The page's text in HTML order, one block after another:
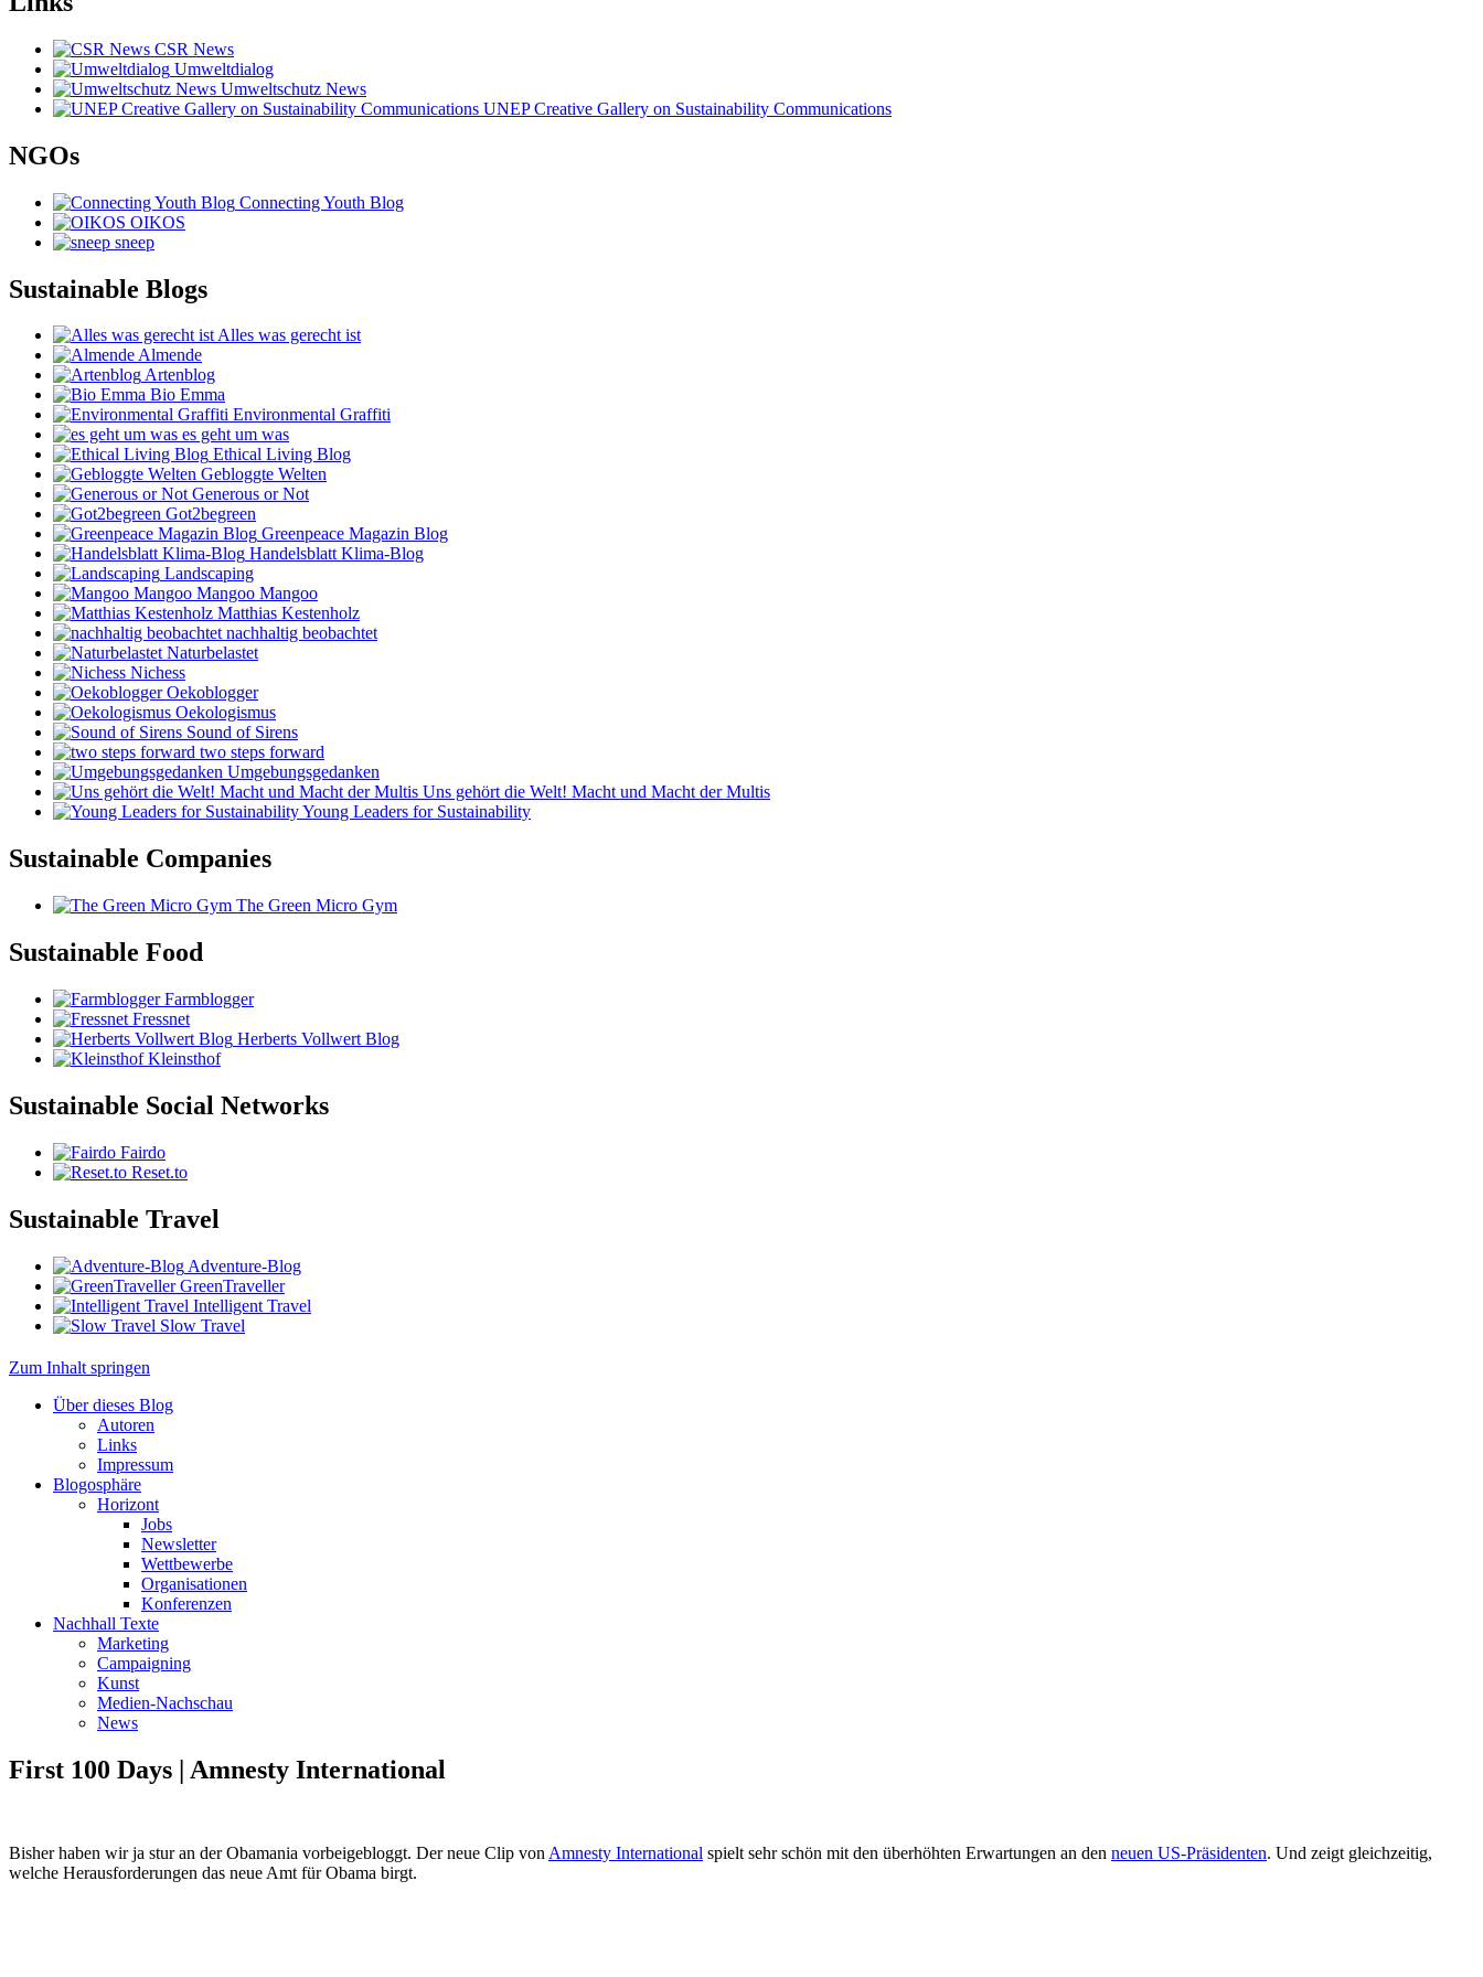
CSR News
Umweltdialog
Umweltschutz News
UNEP Creative Gallery on Sustainability Communications
NGOs
Connecting Youth Blog
OIKOS
sneep
Sustainable Blogs
Alles was gerecht ist
Almende
Artenblog
Bio Emma
Environmental Graffiti
es geht um was
Ethical Living Blog
Gebloggte Welten
Generous or Not
Got2begreen
Greenpeace Magazin Blog
Handelsblatt Klima-Blog
Landscaping
Mangoo Mangoo
Matthias Kestenholz
nachhaltig beobachtet
Naturbelastet
Nichess
Oekoblogger
Oekologismus
Sound of Sirens
two steps forward
Umgebungsgedanken
Uns gehört die Welt! Macht und Macht der Multis
Young Leaders for Sustainability
Sustainable Companies
The Green Micro Gym
Sustainable Food
Farmblogger
Fressnet
Herberts Vollwert Blog
Kleinsthof
Sustainable Social Networks
Fairdo
Reset.to
Sustainable Travel
Adventure-Blog
GreenTraveller
Intelligent Travel
Slow Travel
Zum Inhalt springen
Über dieses Blog
Autoren
Links
Impressum
Blogosphäre
Horizont
Jobs
Newsletter
Wettbewerbe
Organisationen
Konferenzen
Nachhall Texte
Marketing
Campaigning
Kunst
Medien-Nachschau
News
First 100 Days | Amnesty International
Bisher haben wir ja stur an der Obamania vorbeigebloggt. Der neue Clip vonAmnesty International spielt sehr schön mit den überhöhten Erwartungen an den neuen US-Präsidenten. Und zeigt gleichzeitig,
welche Herausforderungen das neue Amt für Obama birgt.